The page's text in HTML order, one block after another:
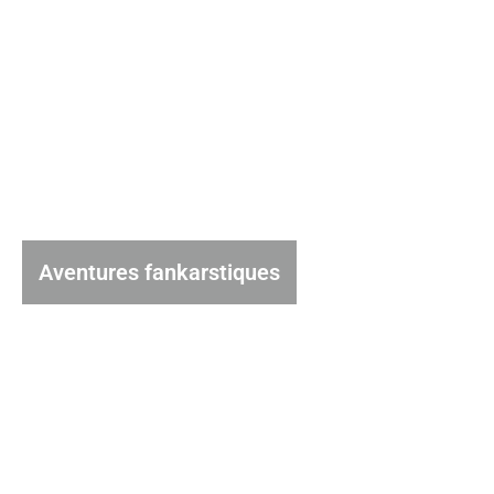
Aventures fankarstiques